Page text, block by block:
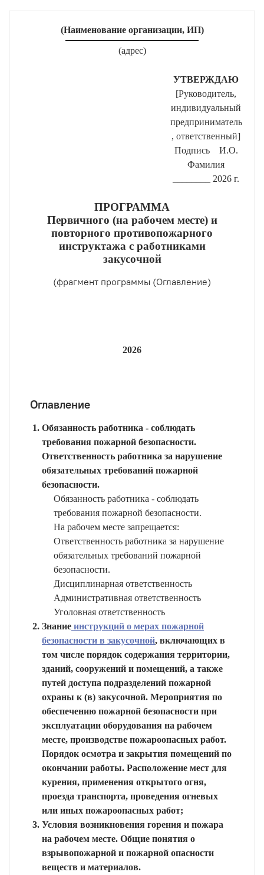
(Наименование организации, ИП)
(адрес)
УТВЕРЖДАЮ
[Руководитель,
индивидуальный
предприниматель
, ответственный]
Подпись И.О.
Фамилия
________ 2026 г.
ПРОГРАММА
Первичного (на рабочем месте) и
повторного противопожарного
инструктажа с работниками
закусочной
(фрагмент программы (Оглавление)
2026
Оглавление
Обязанность работника - соблюдать
требования пожарной безопасности.
Ответственность работника за нарушение
обязательных требований пожарной
безопасности.
Обязанность работника - соблюдать
требования пожарной безопасности.
На рабочем месте запрещается:
Ответственность работника за нарушение
обязательных требований пожарной
безопасности.
Дисциплинарная ответственность
Административная ответственность
Уголовная ответственность
Знание инструкций о мерах пожарной
безопасности в закусочной, включающих в
том числе порядок содержания территории,
зданий, сооружений и помещений, а также
путей доступа подразделений пожарной
охраны к (в) закусочной. Мероприятия по
обеспечению пожарной безопасности при
эксплуатации оборудования на рабочем
месте, производстве пожароопасных работ.
Порядок осмотра и закрытия помещений по
окончании работы. Расположение мест для
курения, применения открытого огня,
проезда транспорта, проведения огневых
или иных пожароопасных работ;
Условия возникновения горения и пожара
на рабочем месте. Общие понятия о
взрывопожарной и пожарной опасности
веществ и материалов.